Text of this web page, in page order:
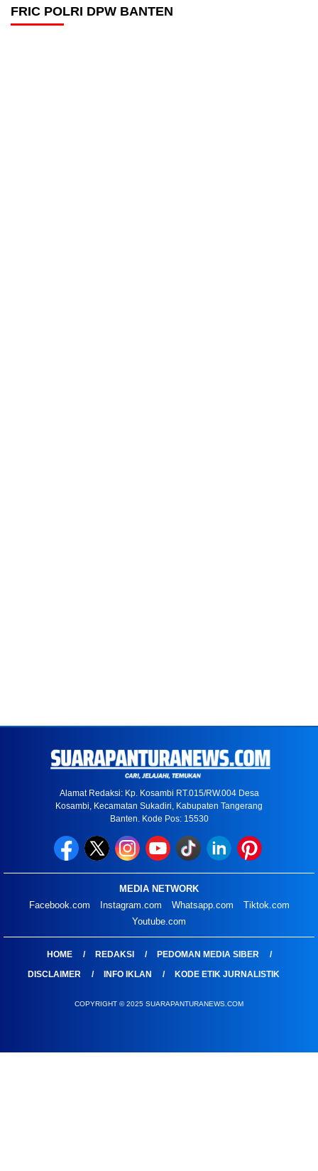
FRIC POLRI DPW BANTEN
Alamat Redaksi: Kp. Kosambi RT.015/RW.004 Desa
Kosambi, Kecamatan Sukadiri, Kabupaten Tangerang
Banten. Kode Pos: 15530
MEDIA NETWORK
Facebook.com
Instagram.com Whatsapp.com
Tiktok.com
Youtube.com
HOME REDAKSI
PEDOMAN MEDIA SIBER
DISCLAIMER
INFO IKLAN KODE ETIK JURNALISTIK
COPYRIGHT © 2025 SUARAPANTURANEWS.COM